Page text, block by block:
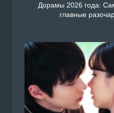
Дорамы 2026 года:
главные